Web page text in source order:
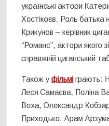
українські актори
Хостікоєв. Роль батька
Крикунов – керівник
“Романс”, актори якого
справжній циганський
Також уфільмі грають:
Леся Самаєва, Поліна
Воха, Олександр
Приходько, Арам